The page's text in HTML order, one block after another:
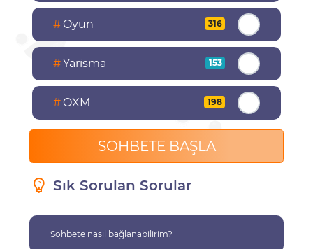
# Oyun 316
#Yarisma 153
# OXM 198
SOHBETE BAŞLA
Sık Sorulan Sorular
Sohbete nasıl bağlanabilirim?